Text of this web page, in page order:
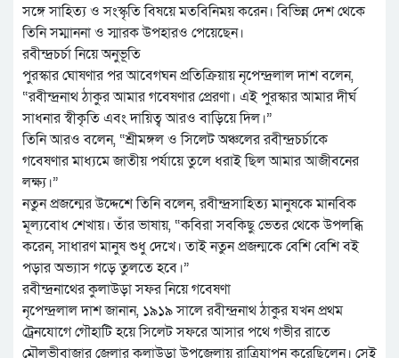
সঙ্গে সাহিত্য ও সংস্কৃতি বিষয়ে মতবিনিময় করেন। বিভিন্ন দেশ থেকে
তিনি সম্মাননা ও স্মারক উপহারও পেয়েছেন।
রবীন্দ্রচর্চা নিয়ে অনুভূতি
পুরস্কার ঘোষণার পর আবেগঘন প্রতিক্রিয়ায় নৃপেন্দ্রলাল দাশ বলেন,
“রবীন্দ্রনাথ ঠাকুর আমার গবেষণার প্রেরণা। এই পুরস্কার আমার দীর্ঘ
সাধনার স্বীকৃতি এবং দায়িত্ব আরও বাড়িয়ে দিল।”
তিনি আরও বলেন, “শ্রীমঙ্গল ও সিলেট অঞ্চলের রবীন্দ্রচর্চাকে
গবেষণার মাধ্যমে জাতীয় পর্যায়ে তুলে ধরাই ছিল আমার আজীবনের
লক্ষ্য।”
নতুন প্রজন্মের উদ্দেশে তিনি বলেন, রবীন্দ্রসাহিত্য মানুষকে মানবিক
মূল্যবোধ শেখায়। তাঁর ভাষায়, “কবিরা সবকিছু ভেতর থেকে উপলব্ধি
করেন, সাধারণ মানুষ শুধু দেখে। তাই নতুন প্রজন্মকে বেশি বেশি বই
পড়ার অভ্যাস গড়ে তুলতে হবে।”
রবীন্দ্রনাথের কুলাউড়া সফর নিয়ে গবেষণা
নৃপেন্দ্রলাল দাশ জানান, ১৯১৯ সালে রবীন্দ্রনাথ ঠাকুর যখন প্রথম
ট্রেনযোগে গৌহাটি হয়ে সিলেট সফরে আসার পথে গভীর রাতে
মৌলভীবাজার জেলার কুলাউড়া উপজেলায় রাত্রিযাপন করেছিলেন। সেই